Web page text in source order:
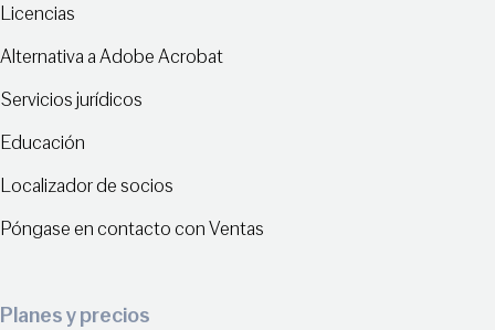
Licencias
Alternativa a Adobe Acrobat
Servicios jurídicos
Educación
Localizador de socios
Póngase en contacto con Ventas
Planes y precios